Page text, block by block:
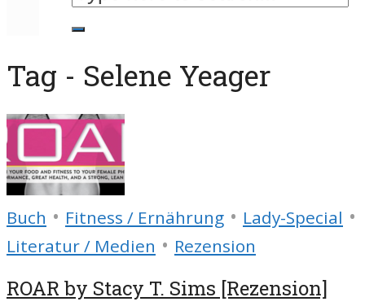
Tag - Selene Yeager
Buch • Fitness / Ernährung • Lady-Special •
Literatur / Medien • Rezension
ROAR by Stacy T. Sims [Rezension]